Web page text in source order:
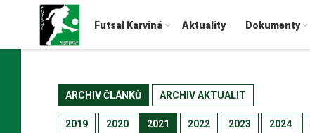
Futsal Karviná Aktuality Dokumenty
ARCHIV ČLÁNKŮ ARCHIV AKTUALIT
2019 2020 2021 2022 2023 2024